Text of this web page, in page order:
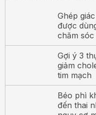
Ghép
được
chăm
Gợi ý 3
giảm
tim mạch
Béo phì
đến thai